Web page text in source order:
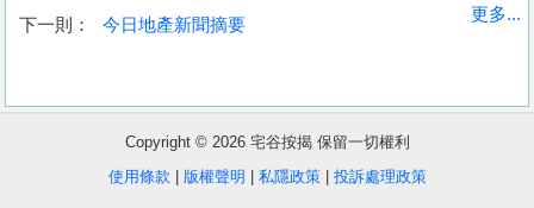
收
盤
下一則： 今日地產新聞摘要
更多...
Copyright © 2026 宅谷按揭 保留一切權利
使用條款
版權聲明 私隱政策| 投訴處理政策